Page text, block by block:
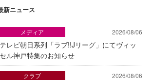
新ニュース
2026/08/06
テレビ朝日系列「ラブ!!Jリーグ」にてヴィッ
セル神戸特集のお知らせ
メディア
2026/08/06
クラブ